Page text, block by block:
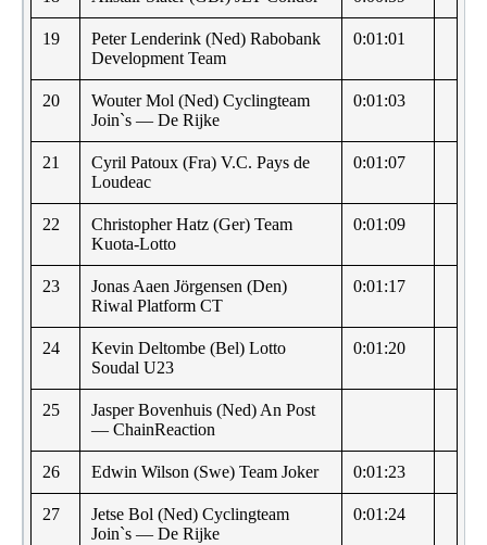
19
Peter Lenderink (Ned) Rabobank
Development Team
0:01:01
20
Wouter Mol (Ned) Cyclingteam
Join`s — De Rijke
0:01:03
21
Cyril Patoux (Fra) V.C. Pays de
Loudeac
0:01:07
22
Christopher Hatz (Ger) Team
Kuota-Lotto
0:01:09
23
Jonas Aaen Jörgensen (Den)
Riwal Platform CT
0:01:17
24
Kevin Deltombe (Bel) Lotto
Soudal U23
0:01:20
25
Jasper Bovenhuis (Ned) An Post
— ChainReaction
26 Edwin Wilson (Swe) Team Joker 0:01:23
27
Jetse Bol (Ned) Cyclingteam
Join`s — De Rijke
0:01:24